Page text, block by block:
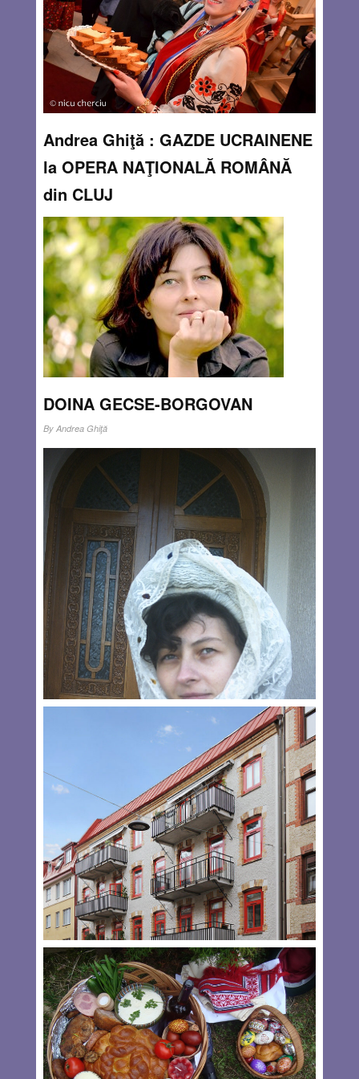
marea bucurie vine din poveştile banale, din statul de
vorbă pe subiecte mărunte,
Read more…
MAR 13, 2013 0 COMMENTS
Andrea Ghiţă : GAZDE UCRAINENE
la OPERA NAŢIONALĂ ROMÂNĂ
din CLUJ
ByAndrea Ghiţă
Odată înfiripată, ideea organizării unei seri de cultură şi
tradiţie ucraineană sub cupola Operei Naţionale clujene s-a
dovedit atât de firească şi de bine venită, încât a coagulat
– într-un timp realtiv scurt – energiile locale, regionale,
naţionale şi chiar
Read more…
MAR 13, 2013 0 COMMENTS
DOINA GECSE-BORGOVAN
By Andrea Ghiţă
Autoarea articolelor din ciclul Poveştile Doinei Sunt
născută la Brăila (1974) din tată brăilean get-beget şi
mamă dobrogeancă cu sânge puternic amestecat. M-am
mutat la Cluj în 1992, aici mi-am cunoscut soţul, ardelean
100%, cu gene bine amestecate la rândul
Read more…
JUL 27, 2014 0 COMMENTS
Doina Gecse-Borgovan:TOAMNA la
SIBIU
By Andrea Ghiţă
Promisesem să continui poveştile despre călătoriile mele
de reporter. Una din cele mai dragi a fost la Sibiu, în
toamna lui 2004. Pornisem la drum prin Mărginimea
Sibiului, ca să căutăm poveşti despre costumul popular
tradiţional. Toţi cei cu care
Read more…
MAR 27, 2013 0 COMMENTS